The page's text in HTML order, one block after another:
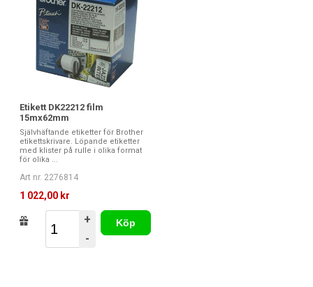
Etikett DK22212 film
15mx62mm
Självhäftande etiketter för Brother
etikettskrivare. Löpande etiketter
med klister på rulle i olika format
för olika ...
Art nr. 2276814
1 022,00 kr
+
-
Köp